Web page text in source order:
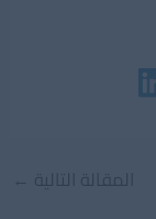
المقالة التالية ←